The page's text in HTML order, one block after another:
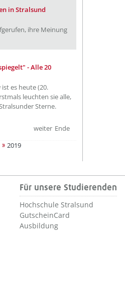
in Stralsund
ihre Meinung
- Alle 20
es heute (20.
leuchten sie alle,
Sterne.
weiter Ende
2019
Für unsere Studierenden
Hochschule Stralsund
GutscheinCard
Ausbildung